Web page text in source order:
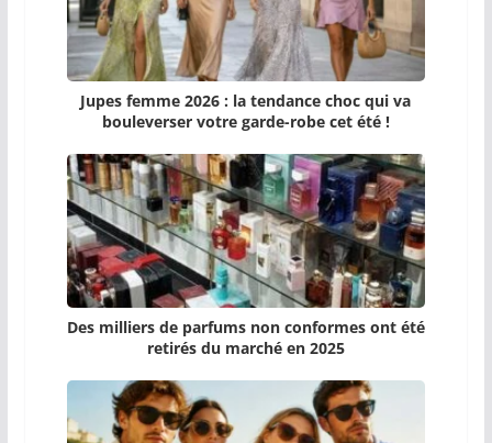
Jupes femme 2026 : la tendance choc qui va
bouleverser votre garde-robe cet été !
Des milliers de parfums non conformes ont été
retirés du marché en 2025